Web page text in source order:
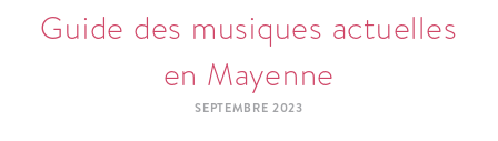
Guide des musiques actuelles
en Mayenne
SEPTEMBRE 2023